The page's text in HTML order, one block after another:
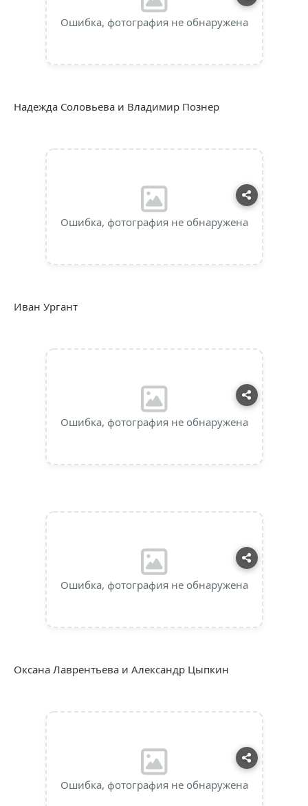
Ошибка, фотография не обнаружена
Надежда Соловьева и Владимир Познер
Ошибка, фотография не обнаружена
Иван Ургант
Ошибка, фотография не обнаружена
Ошибка, фотография не обнаружена
Оксана Лаврентьева и Александр Цыпкин
Ошибка, фотография не обнаружена